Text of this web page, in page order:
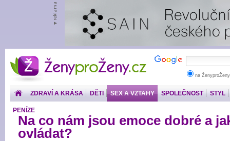
ŽenyproŽeny.cz
na
ZDRAVÍ A KRÁSA DĚTI SEX A VZTAHY SPOLEČNOST STYL
PENÍZE
Na co nám jsou emoce dobré a
ovládat?